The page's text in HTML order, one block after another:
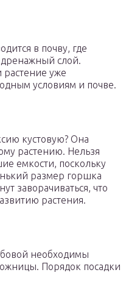
в почву, где
слой.
уже
условиям и почве.
кустовую? Она
растению. Нельзя
емкости, поскольку
размер горшка
заворачиваться, что
растения.
необходимы
Порядок посадки